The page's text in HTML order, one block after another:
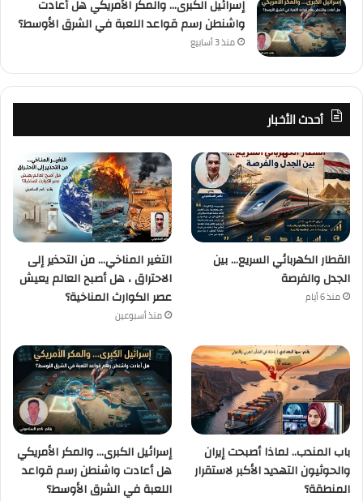
إسرائيل الكبرى… والمكر الأمريكي هل أعادت
واشنطن رسم قواعد اللعبة في الشرق الأوسط؟
منذ 3 أسابيع
أحدث الأخبار
القطار الكهربائي السريع… بين
الجدل والفرصة
منذ 6 أيام
التغير المناخي… من التحذير إلى
الاحتراق ، هل أصبح العالم يعيش
عصر الكوارث المناخية؟
منذ أسبوعين
باب المندب.. لماذا أصبحت إيران
والحوثيون التهديد الأكبر لاستقرار
المنطقة؟
إسرائيل الكبرى… والمكر الأمريكي
هل أعادت واشنطن رسم قواعد
اللعبة في الشرق الأوسط؟